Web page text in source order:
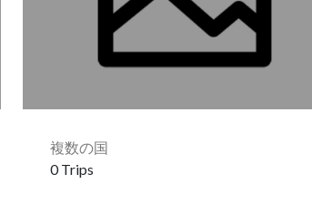
複数の国
0 Trips